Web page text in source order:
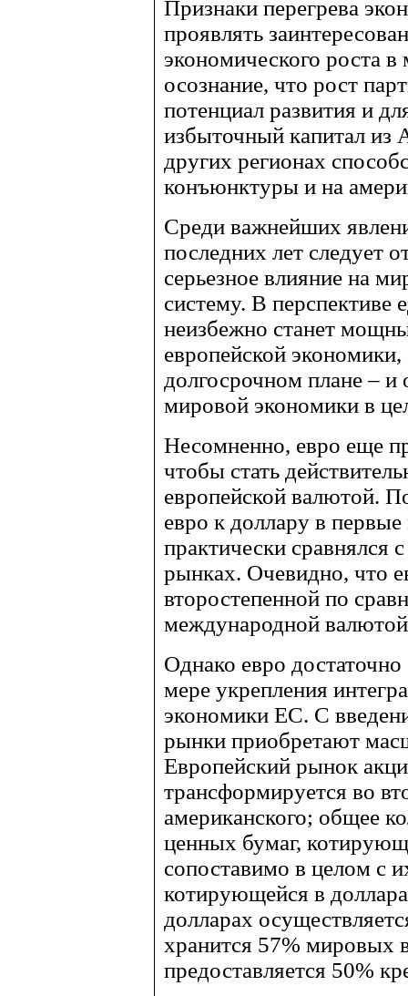
Признаки перегрева
проявлять
экономического роста
осознание, что рост
потенциал развития и
избыточный капитал из
других регионах
конъюнктуры и на
Среди важнейших
последних лет следует
серьезное влияние на
систему. В перспективе
неизбежно станет
европейской
долгосрочном плане –
мировой экономики в
Несомненно, евро еще
чтобы стать
европейской валютой.
евро к доллару в
практически
рынках. Очевидно, что
второстепенной по
международной
Однако евро
мере укрепления
экономики ЕС. С
рынки приобретают
Европейский рынок
трансформируется во
американского; общее
ценных бумаг,
сопоставимо в целом с
котирующейся в
долларах
хранится 57% мировых
предоставляется 50%